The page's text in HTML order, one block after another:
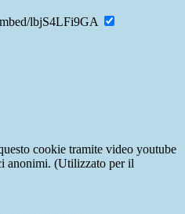
lbjS4LFi9GA
cookie tramite video youtube
anonimi. (Utilizzato per il